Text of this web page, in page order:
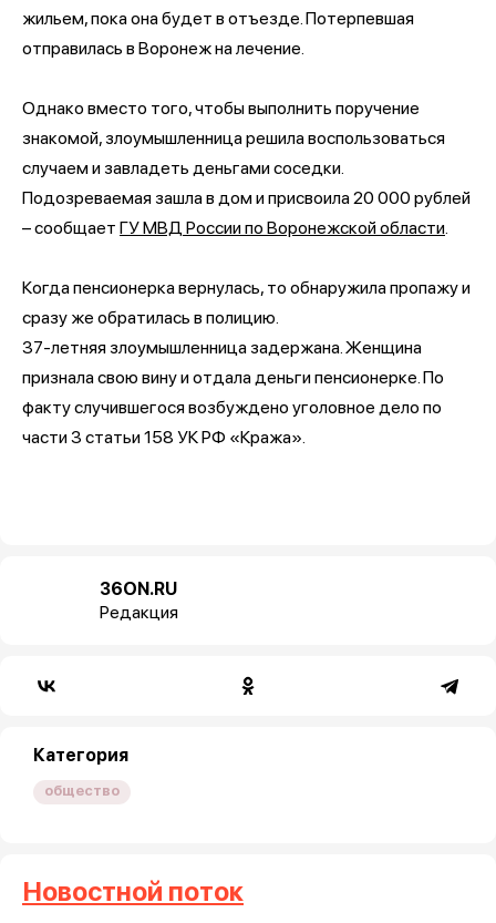
жильем, пока она будет в отъезде. Потерпевшая
отправилась в Воронеж на лечение.
Однако вместо того, чтобы выполнить поручение
знакомой, злоумышленница решила воспользоваться
случаем и завладеть деньгами соседки.
Подозреваемая зашла в дом и присвоила 20 000 рублей
– сообщает ГУ МВД России по Воронежской области
Когда пенсионерка вернулась, то обнаружила пропажу и
сразу же обратилась в полицию.
37-летняя злоумышленница задержана. Женщина
признала свою вину и отдала деньги пенсионерке. По
факту случившегося возбуждено уголовное дело по
части 3 статьи 158 УК РФ «Кража».
36ON.RU
Редакция
Категория
общество
Новостной поток